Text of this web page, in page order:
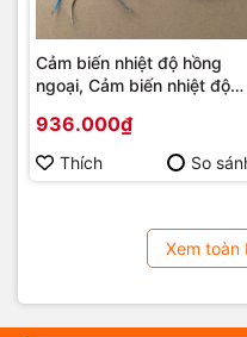
Cảm biến nhiệt độ hồng
ngoại, Cảm biến nhiệt độ
4-20mA, 1-5Vdc, 2-10Vdc
936.000₫
Thích So
Xem toàn